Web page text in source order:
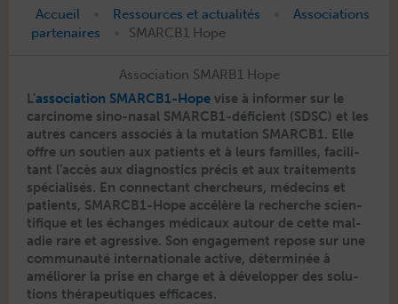
Accueil Ressources et actualités
Associations
partenaires
SMARCB1 Hope
Association SMARB1 Hope
L’asso­ci­a­tion SMAR­CB1-Hope vise à informer sur le
car­ci­nome sino-nasal SMAR­CB1-défi­cient (SDSC) et les
autres can­cers asso­ciés à la muta­tion SMARCB1. Elle
offre un sou­tien aux patients et à leurs familles, facil­i­
tant l’ac­cès aux diag­nos­tics pré­cis et aux traite­ments
spé­cial­isés. En con­nec­tant chercheurs, médecins et
patients, SMAR­CB1-Hope accélère la recherche sci­en­
tifique et les échanges médi­caux autour de cette mal­
adie rare et agres­sive. Son engage­ment repose sur une
com­mu­nauté inter­na­tionale active, déter­minée à
amélior­er la prise en charge et à dévelop­per des solu­
tions thérapeu­tiques efficaces.